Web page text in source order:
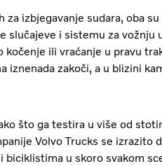
izbjegavanje sudara, oba
slučajeve i sistemu za
kočenje ili vraćanje u pravu
iznenada zakoči, a u blizini
što ga testira u više od
Volvo Trucks se izrazito
u skoro svakom